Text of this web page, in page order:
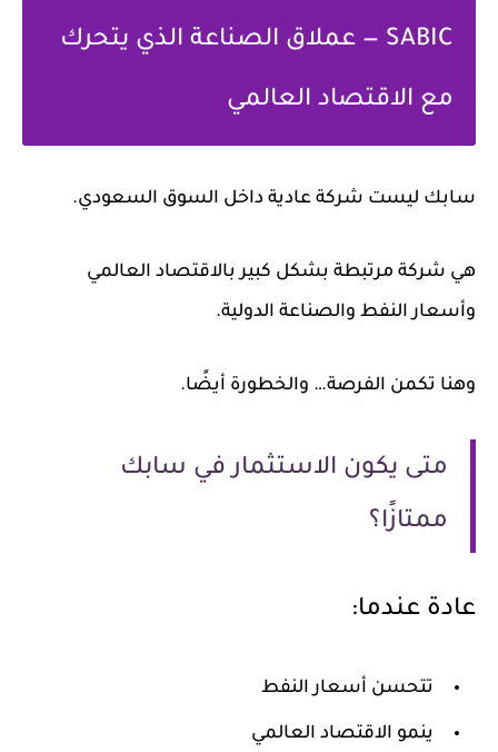
SABIC — عملاق الصناعة الذي يتحرك
مع الاقتصاد العالمي
سابك ليست شركة عادية داخل السوق السعودي.
هي شركة مرتبطة بشكل كبير بالاقتصاد العالمي
وأسعار النفط والصناعة الدولية.
وهنا تكمن الفرصة… والخطورة أيضًا.
متى يكون الاستثمار في سابك
ممتازًا؟
عادة عندما:
تتحسن أسعار النفط
ينمو الاقتصاد العالمي